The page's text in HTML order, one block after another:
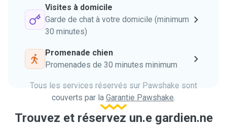
Visites à domicile
Garde de chat à votre domicile (minimum
30 minutes)
Promenade chien
Promenades de 30 minutes minimum
Tous les services réservés sur Pawshake sont
couverts par la Garantie Pawshake.
Trouvez et réservez un.e gardien.ne